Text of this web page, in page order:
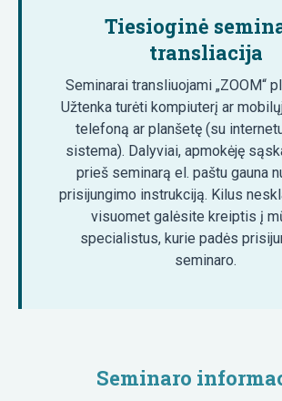
Tiesioginė
transliacija
Seminarai transliuojami „ZOOM“
Užtenka turėti kompiuterį ar
telefoną ar planšetę (su
sistema). Dalyviai, apmokėję
prieš seminarą el. paštu gauna
prisijungimo instrukciją. Kilus
visuomet galėsite kreiptis į
specialistus, kurie padės
seminaro.
Seminaro